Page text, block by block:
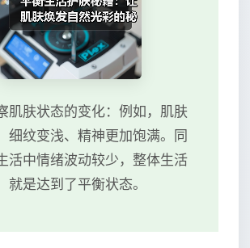
肌肤状态的变化：例如，肌肤
细纹变浅、精神更加饱满。同
活中情绪波动较少，整体生活
就是达到了平衡状态。